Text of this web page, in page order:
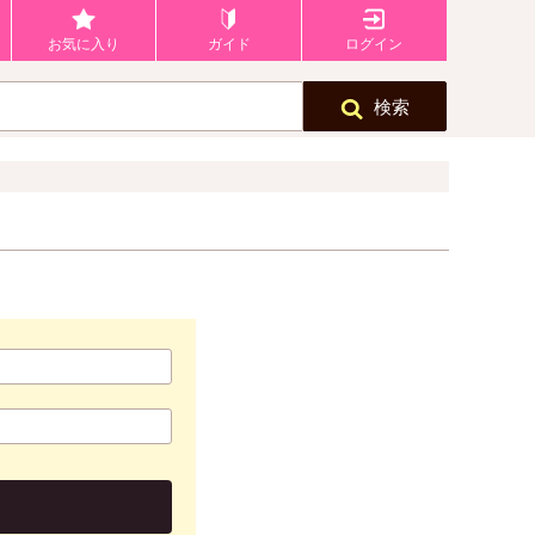
お気に入り ガイド ログイン
検索